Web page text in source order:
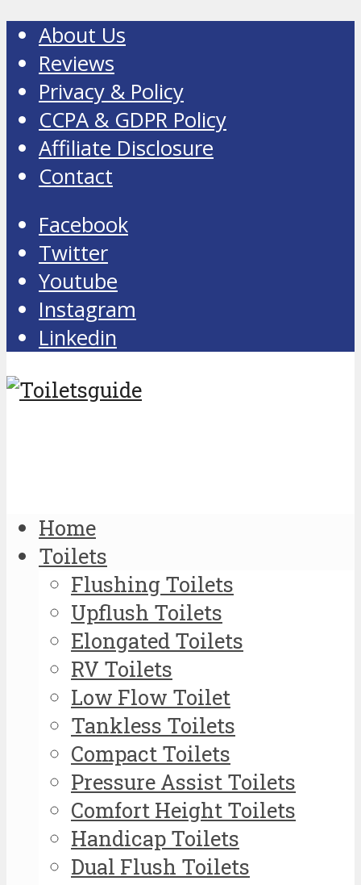
About Us
Reviews
Privacy & Policy
CCPA & GDPR Policy
Affiliate Disclosure
Contact
Facebook
Twitter
Youtube
Instagram
Linkedin
Home
Toilets
Flushing Toilets
Upflush Toilets
Elongated Toilets
RV Toilets
Low Flow Toilet
Tankless Toilets
Compact Toilets
Pressure Assist Toilets
Comfort Height Toilets
Handicap Toilets
Dual Flush Toilets